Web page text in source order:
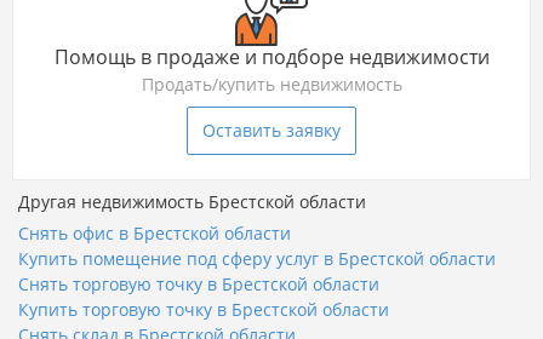
Помощь в продаже и подборе недвижимости
Продать/купить недвижимость
Оставить заявку
Другая недвижимость Брестской области
Снять офис в Брестской области
Купить помещение под сферу услуг в Брестской области
Снять торговую точку в Брестской области
Купить торговую точку в Брестской области